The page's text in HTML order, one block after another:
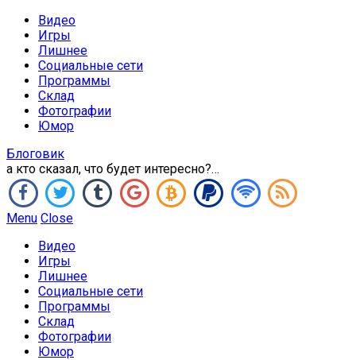
Видео
Игры
Лишнее
Социальные сети
Программы
Склад
Фотографии
Юмор
Блоговик
а кто сказал, что будет интересно?…
Menu Close
Видео
Игры
Лишнее
Социальные сети
Программы
Склад
Фотографии
Юмор